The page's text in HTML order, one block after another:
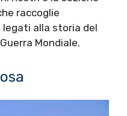
raccoglie
alla storia del
Mondiale.